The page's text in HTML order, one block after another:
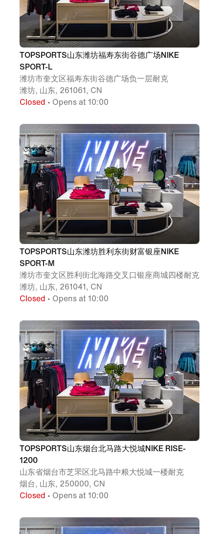
TOPSPORTS山东潍坊福寿东街谷德广场NIKE
SPORT-L
潍坊市奎文区福寿东街谷德广场负一层耐克
潍坊, 山东, 261061, CN
Closed • Opens at 10:00
TOPSPORTS山东潍坊胜利东街财富银座NIKE
SPORT-M
潍坊市奎文区胜利街北海路交叉口银座商城四楼耐克
潍坊, 山东, 261041, CN
Closed • Opens at 10:00
TOPSPORTS山东烟台北马路大悦城NIKE RISE-
1200
山东省烟台市芝罘区北马路中粮大悦城一楼耐克
烟台, 山东, 250000, CN
Closed • Opens at 10:00